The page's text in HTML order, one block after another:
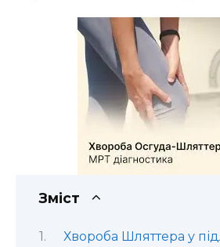
Зміст
Хвороба Шляттера у